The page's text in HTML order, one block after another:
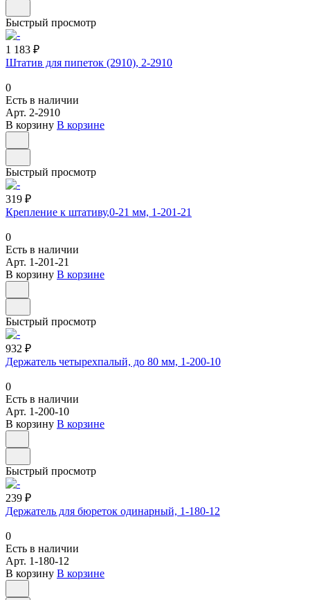
Быстрый просмотр
1 183 ₽
Штатив для пипеток (2910), 2-2910
0
Есть в наличии
Арт. 2-2910
В корзину В корзине
Быстрый просмотр
319 ₽
Крепление к штативу,0-21 мм, 1-201-21
0
Есть в наличии
Арт. 1-201-21
В корзину В корзине
Быстрый просмотр
932 ₽
Держатель четырехпалый, до 80 мм, 1-200-10
0
Есть в наличии
Арт. 1-200-10
В корзину В корзине
Быстрый просмотр
239 ₽
Держатель для бюреток одинарный, 1-180-12
0
Есть в наличии
Арт. 1-180-12
В корзину В корзине